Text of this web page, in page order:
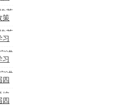
荐
策
荐
讲
讲
四
培
四